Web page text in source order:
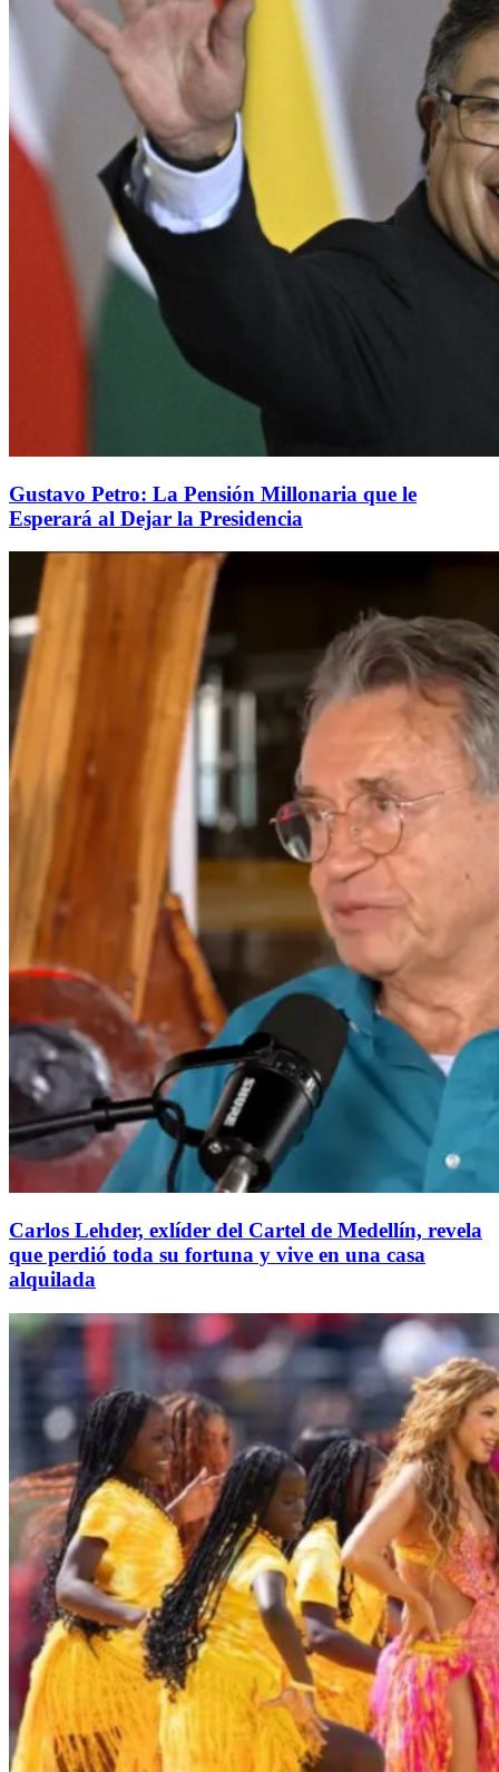
Gustavo Petro: La Pensión Millonaria que le
Esperará al Dejar la Presidencia
Carlos Lehder, exlíder del Cartel de Medellín, revela
que perdió toda su fortuna y vive en una casa
alquilada